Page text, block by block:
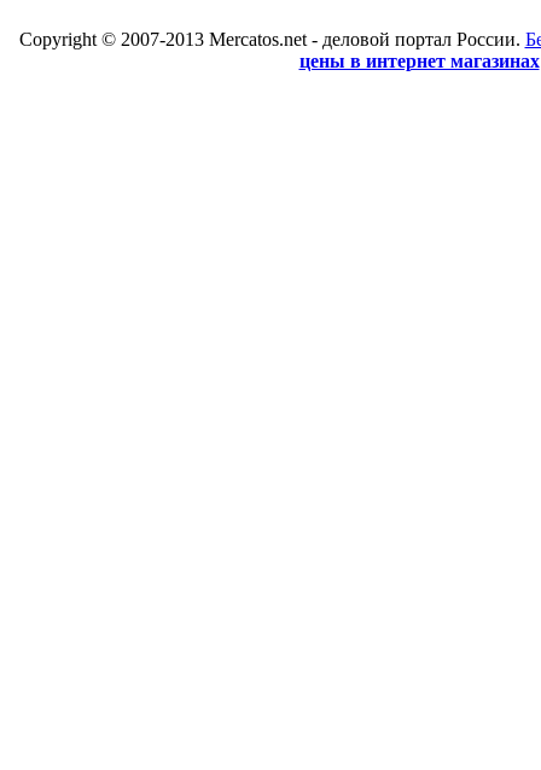
Copyright © 2007-2013 Mercatos.net - деловой портал России.
цены в интернет магазинах